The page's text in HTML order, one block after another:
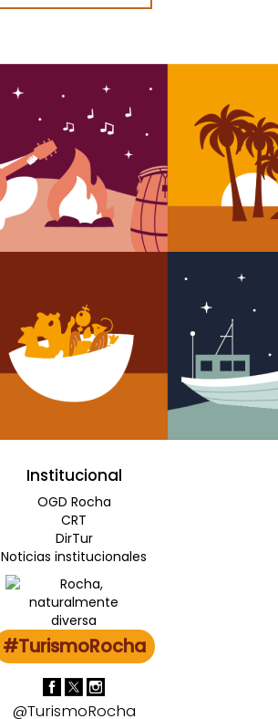
Institucional
OGD Rocha
CRT
DirTur
Noticias institucionales
#TurismoRocha
@TurismoRocha